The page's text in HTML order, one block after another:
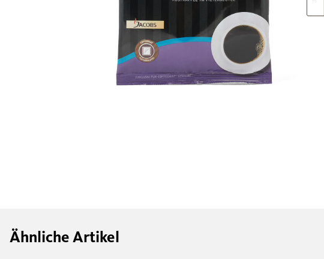
Ähnliche Artikel